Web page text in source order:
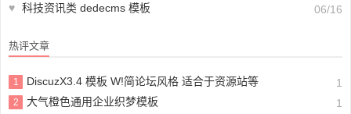
♥ 科技资讯类 dedecms 模板 06/16
热评文章
1 DiscuzX3.4 模板 W!简论坛风格 适合于资源站等 1
2 大气橙色通用企业织梦模板 1